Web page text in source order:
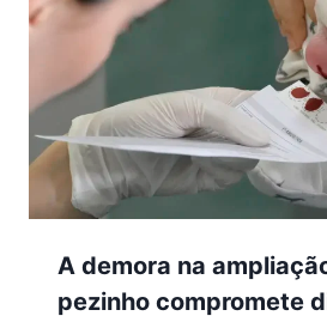
A demora na
pezinho compromete